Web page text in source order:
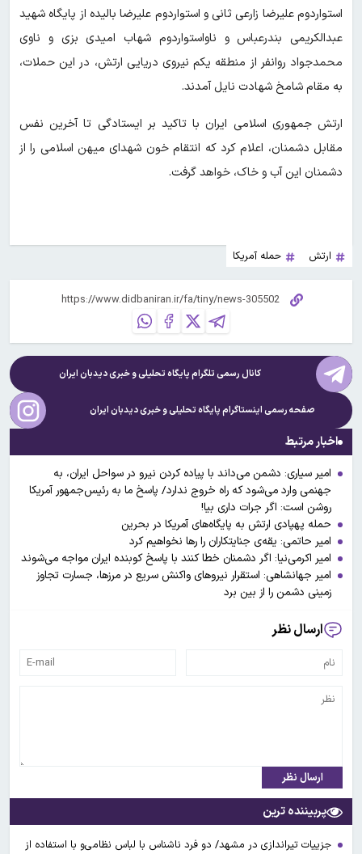
استواردوم علیرضا زارعی ثانی و استواردوم علیرضا بالیده از پایگاه شهید
عبدالکریمی بندرعباس و ناواستواردوم شهاب امیدی بزی و ناوی
محمدجواد روانفر از منطقه یکم نیروی دریایی ارتش، در این حملات،
به مقام شامخ شهادت نایل آمدند.
ارتش جمهوری اسلامی ایران با تاکید بر ایستادگی تا آخرین نفس
مقابل دشمنان، اعلام کرد که انتقام خون شهدای میهن اسلامی را از
دشمنان این آب و خاک، خواهد گرفت.
ارتش حمله آمریکا
کانال رسمی تلگرام پایگاه تحلیلی و خبریدیدبان ایران
صفحه رسمی اینستاگرام پایگاه تحلیلی و خبریدیدبان ایران
اخبار مرتبط
امیر سیاری: دشمن می‌داند با پیاده کردن نیرو در سواحل ایران، به
جهنمی وارد می‌شود که راه خروج ندارد/ پاسخ ما به رئیس‌جمهور آمریکا
روشن است: اگر جرات داری بیا!
حمله پهپادی ارتش به پایگاه‌های آمریکا در بحرین
امیر حاتمی: یقه‌ی جنایتکاران را رها نخواهیم کرد
امیر اکرمی‌نیا: اگر دشمنان خطا کنند با پاسخ کوبنده ایران مواجه می‌شوند
امیر جهانشاهی: استقرار نیروهای واکنش سریع در مرزها، جسارت تجاوز
زمینی دشمن را از بین برد
ارسال نظر
ارسال نظر
پربیننده ترین
جزییات تیراندازی در مشهد/ دو فرد ناشناس با لباس نظامی‌و با استفاده از